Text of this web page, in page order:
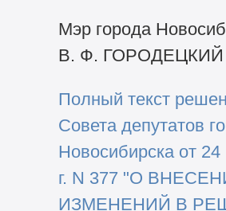
Мэр города
В. Ф. ГОРОДЕЦКИЙ
Полный текст
Совета депутатов
Новосибирска от
г. N 377 "О
ИЗМЕНЕНИЙ В